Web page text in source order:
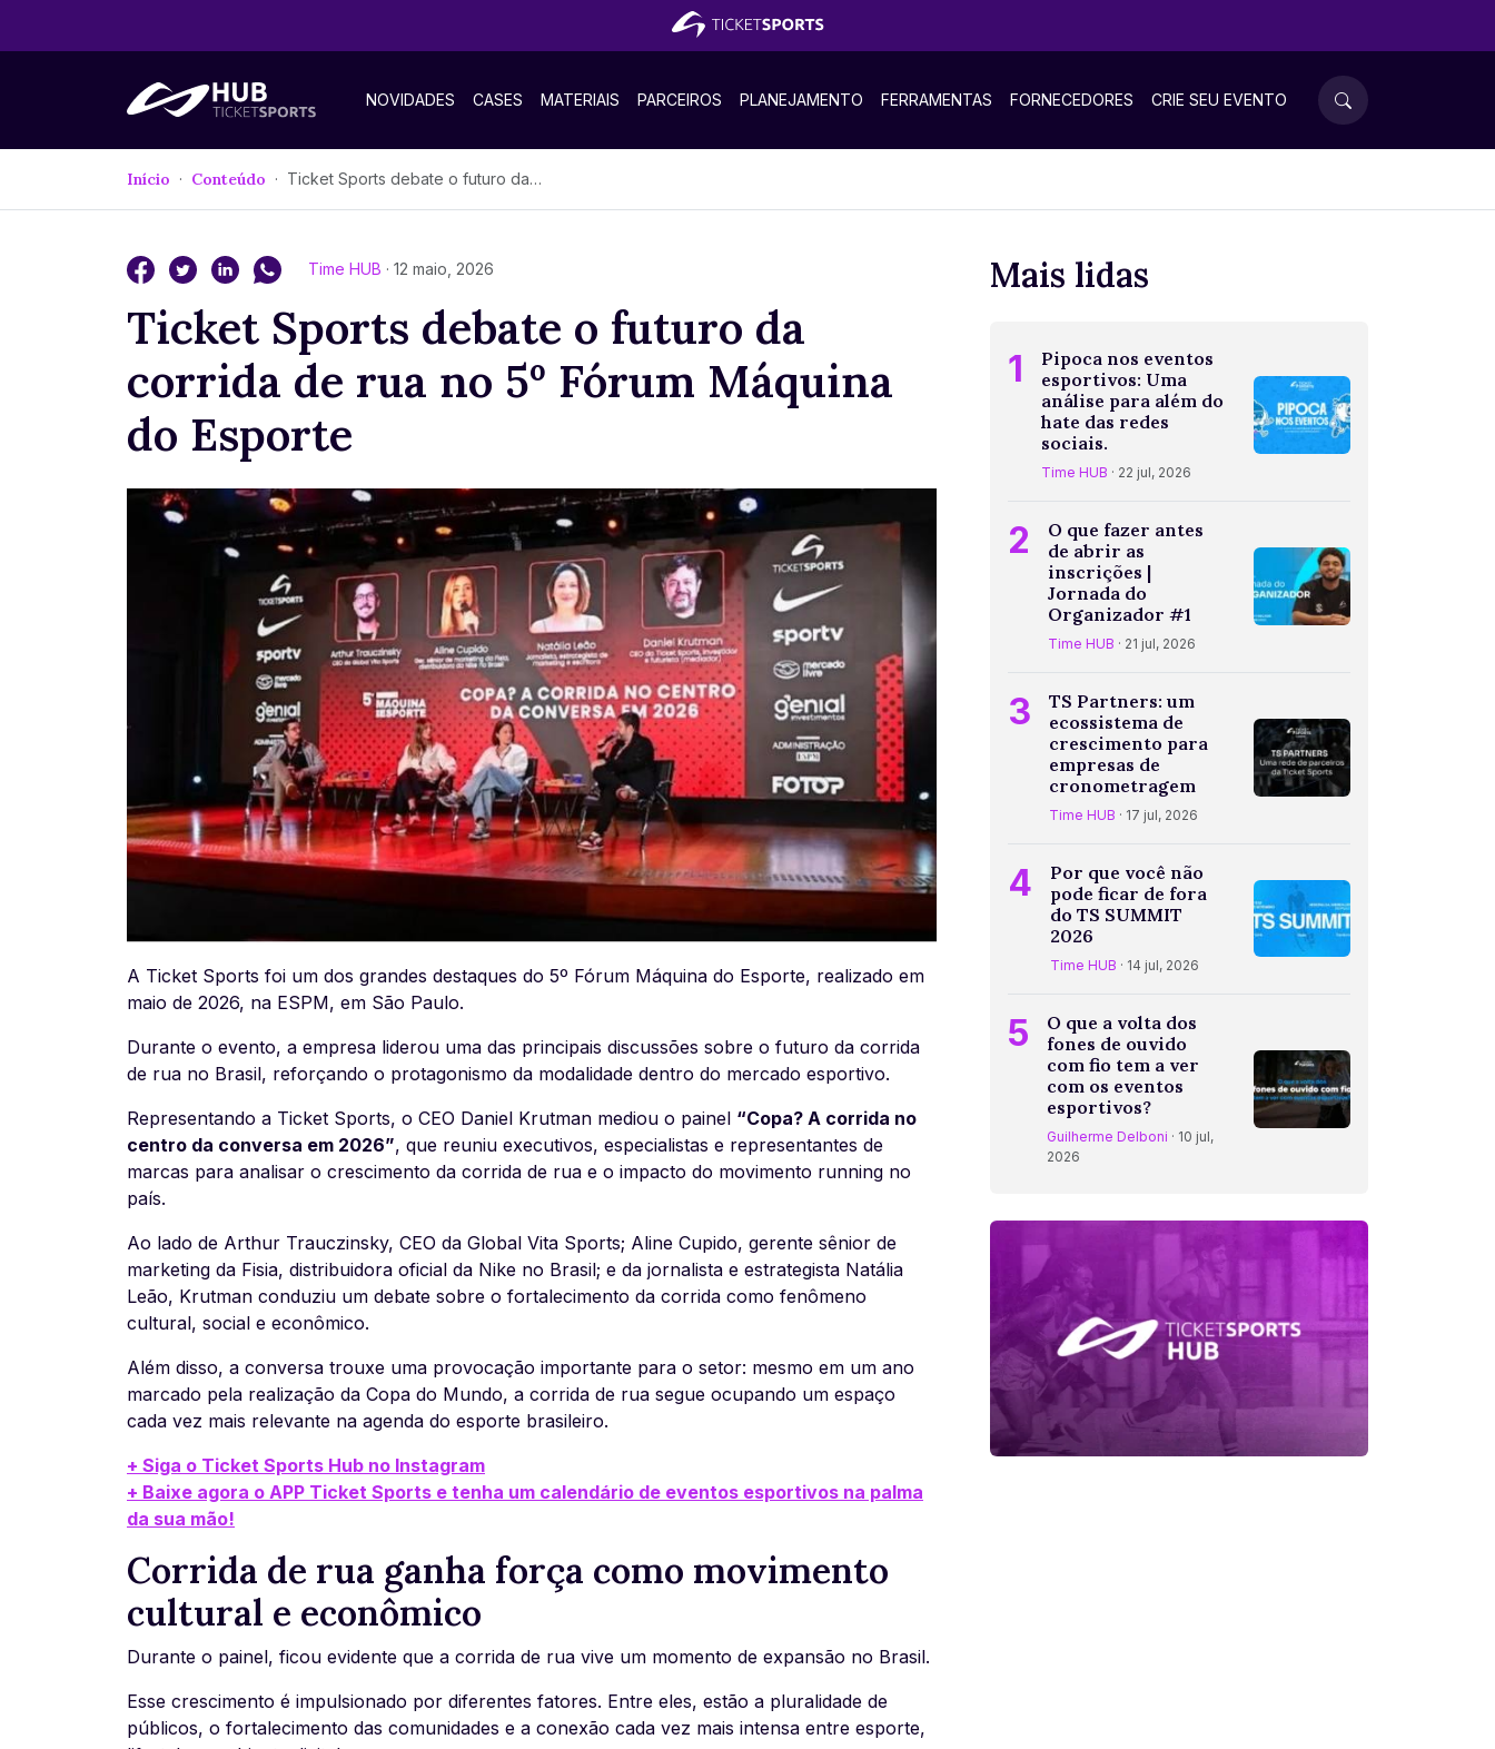
NOVIDADES CASES MATERIAIS PARCEIROS PLANEJAMENTO FERRAMENTAS FORNECEDORES CRIE SEU EVENTO
Início Conteúdo Ticket Sports debate o futuro da corrida de rua no 5º Fórum Máquina do Esporte
Time HUB · 12 maio, 2026
Ticket Sports debate o futuro da
corrida de rua no 5º Fórum Máquina
do Esporte
A Ticket Sports foi um dos grandes destaques do 5º Fórum Máquina do Esporte, realizado em
maio de 2026, na ESPM, em São Paulo.
Durante o evento, a empresa liderou uma das principais discussões sobre o futuro da corrida
de rua no Brasil, reforçando o protagonismo da modalidade dentro do mercado esportivo.
Representando a Ticket Sports, o CEO Daniel Krutman mediou o painel “Copa? A corrida no
centro da conversa em 2026”, que reuniu executivos, especialistas e representantes de
marcas para analisar o crescimento da corrida de rua e o impacto do movimento running no
país.
Ao lado de Arthur Trauczinsky, CEO da Global Vita Sports; Aline Cupido, gerente sênior de
marketing da Fisia, distribuidora oficial da Nike no Brasil; e da jornalista e estrategista Natália
Leão, Krutman conduziu um debate sobre o fortalecimento da corrida como fenômeno
cultural, social e econômico.
Além disso, a conversa trouxe uma provocação importante para o setor: mesmo em um ano
marcado pela realização da Copa do Mundo, a corrida de rua segue ocupando um espaço
cada vez mais relevante na agenda do esporte brasileiro.
+ Siga o Ticket Sports Hub no Instagram
+ Baixe agora o APP Ticket Sports e tenha um calendário de eventos esportivos na palma
da sua mão!
Corrida de rua ganha força como movimento
cultural e econômico
Durante o painel, ficou evidente que a corrida de rua vive um momento de expansão no Brasil.
Esse crescimento é impulsionado por diferentes fatores. Entre eles, estão a pluralidade de
públicos, o fortalecimento das comunidades e a conexão cada vez mais intensa entre esporte,
Mais lidas
1
Pipoca nos eventos
esportivos: Uma
análise para além do
hate das redes
sociais.
Time HUB · 22 jul, 2026
2
O que fazer antes
de abrir as
inscrições |
Jornada do
Organizador #1
Time HUB · 21 jul, 2026
3
TS Partners: um
ecossistema de
crescimento para
empresas de
cronometragem
Time HUB · 17 jul, 2026
4
Por que você não
pode ficar de fora
do TS SUMMIT
2026
Time HUB · 14 jul, 2026
5
O que a volta dos
fones de ouvido
com fio tem a ver
com os eventos
esportivos?
Guilherme Delboni · 10 jul,
2026